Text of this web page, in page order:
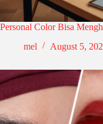
Personal Color Bisa
mel
August 5,